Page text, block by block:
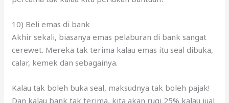
cerewet. Mereka tak terima kalau emas itu seal dibuka,
calar, kemek dan sebagainya.
Kalau tak boleh buka seal, maksudnya tak boleh pajak!
Dan kalau bank tak terima, kita akan rugi 25% kalau jual
sebagai ‘used gold’ di kedai emas.